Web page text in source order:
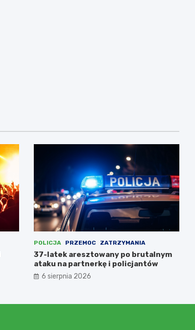
POLICJA PRZEMOC ZATRZYMANIA
37-latek aresztowany po brutalnym
ataku na partnerkę i policjantów
6 sierpnia 2026